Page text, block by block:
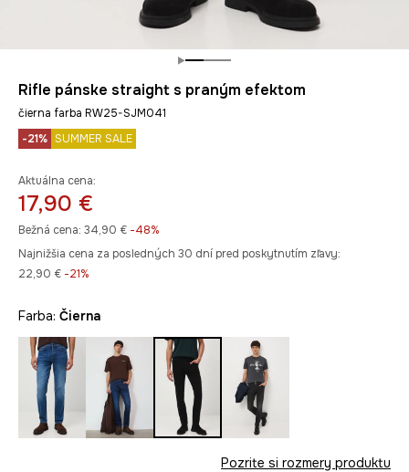
Rifle pánske straight s praným efektom
čierna farba RW25-SJM041
-21% SUMMER SALE
Aktuálna cena:
17,90 €
Bežná cena: 34,90 € -48%
Najnižšia cena za posledných 30 dní pred poskytnutím zľavy:
22,90 € -21%
Farba: čierna
Pozrite si rozmery produktu